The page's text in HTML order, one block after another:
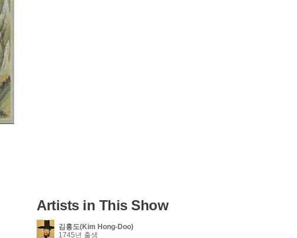
Artists in This Show
김홍도(Kim Hong-Doo)
1745년 출생